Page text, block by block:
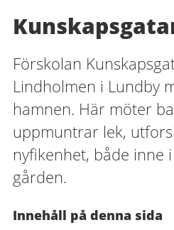
Förskolan
Lindholmen i Lundby
hamnen. Här möter
uppmuntrar lek,
nyfikenhet, både inne
gården.
Innehåll på denna sida